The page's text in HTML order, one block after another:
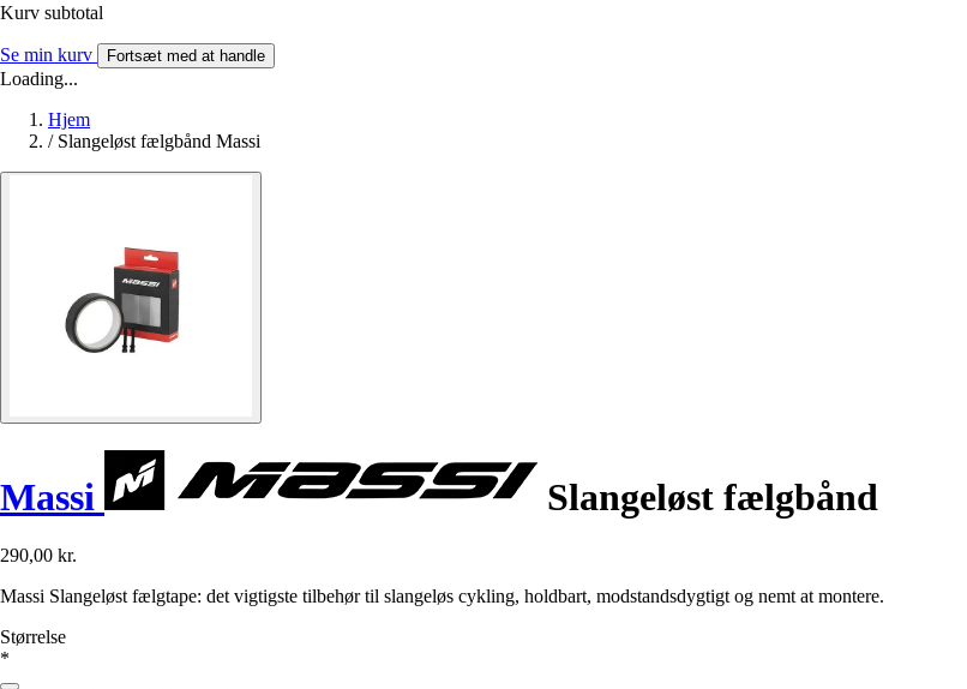
Kurv subtotal
Se min kurv Fortsæt med at handle
Loading...
Hjem
/ Slangeløst fælgbånd Massi
Massi Slangeløst fælgbånd
290,00 kr.
Massi Slangeløst fælgtape: det vigtigste tilbehør til slangeløs cykling, holdbart, modstandsdygtigt og nemt at montere.
Størrelse
*